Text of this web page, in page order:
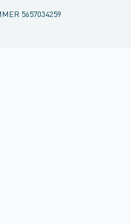
5657034259